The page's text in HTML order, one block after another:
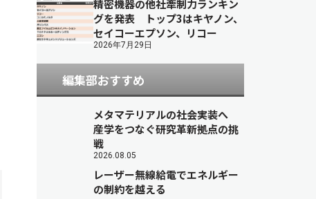
精密機器の他社牽制力ランキン
グを発表 トップ3はキヤノン、
セイコーエプソン、リコー
2026年7月29日
編集部おすすめ
メタマテリアルの社会実装へ
産学をつなぐ研究革新拠点の挑
戦
2026.08.05
レーザー無線給電でエネルギー
の制約を越える